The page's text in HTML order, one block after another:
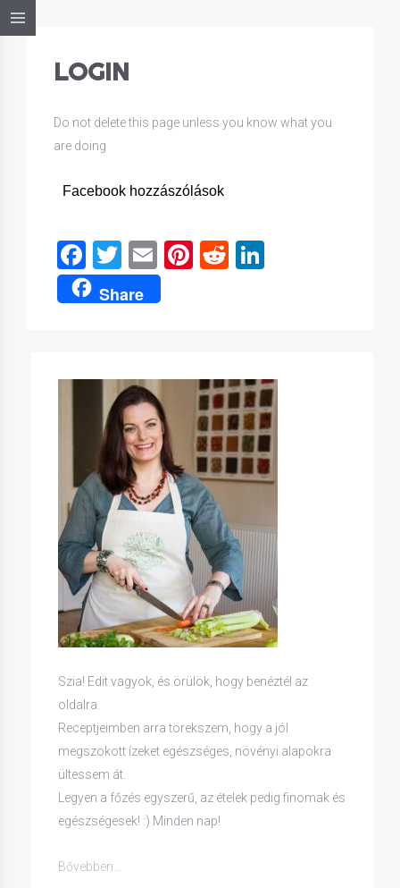
LOGIN
Do not delete this page unless you know what you
are doing
Facebook hozzászólások
Facebook
Twitter
EmailPinterest
Reddit
Share
Szia! Edit vagyok, és örülök, hogy benéztél az
oldalra.
Receptjeimben arra törekszem, hogy a jól
megszokott ízeket egészséges, növényi alapokra
ültessem át.
Legyen a főzés egyszerű, az ételek pedig finomak és
egészségesek! :) Minden nap!
Bővebben...